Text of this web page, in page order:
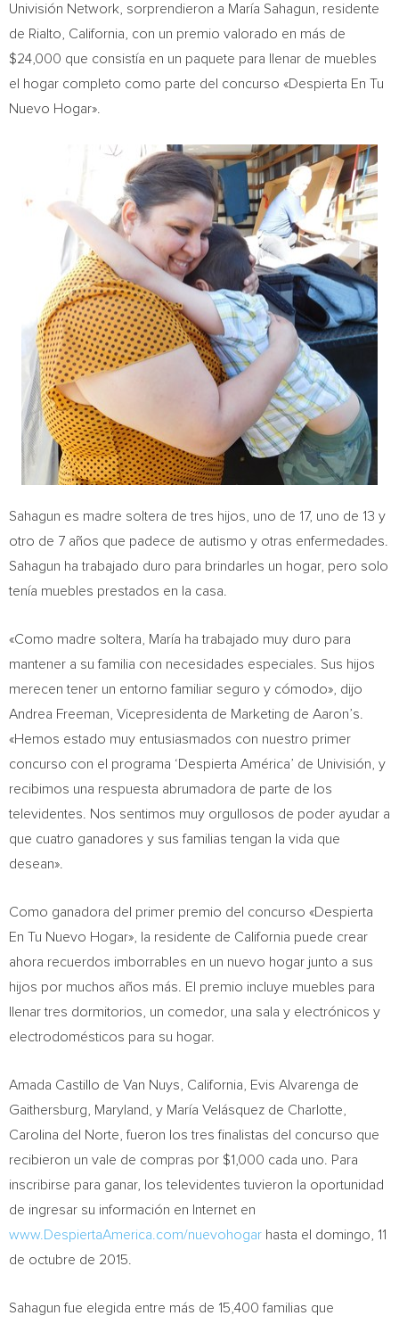
Univisión Network, sorprendieron a María Sahagun, residente
de Rialto, California , con un premio valorado en más de
$24,000 que consistía en un paquete para llenar de muebles
el hogar completo como parte del concurso «Despierta En Tu
Nuevo Hogar».
Sahagun es madre soltera de tres hijos, uno de 17, uno de 13 y
otro de 7 años que padece de autismo y otras enfermedades.
Sahagun ha trabajado duro para brindarles un hogar, pero solo
tenía muebles prestados en la casa.
«Como madre soltera, María ha trabajado muy duro para
mantener a su familia con necesidades especiales. Sus hijos
merecen tener un entorno familiar seguro y cómodo», dijo
Andrea Freeman , Vicepresidenta de Marketing de Aaron’s.
«Hemos estado muy entusiasmados con nuestro primer
concurso con el programa ‘Despierta América’ de Univisión, y
recibimos una respuesta abrumadora de parte de los
televidentes. Nos sentimos muy orgullosos de poder ayudar a
que cuatro ganadores y sus familias tengan la vida que
desean».
Como ganadora del primer premio del concurso «Despierta
En Tu Nuevo Hogar», la residente de California puede crear
ahora recuerdos imborrables en un nuevo hogar junto a sus
hijos por muchos años más. El premio incluye muebles para
llenar tres dormitorios, un comedor, una sala y electrónicos y
electrodomésticos para su hogar.
Amada Castillo de Van Nuys , California,
Evis Alvarenga de
Gaithersburg , Maryland, y María Velásquez de Charlotte,
Carolina del Norte , fueron los tres finalistas del concurso que
recibieron un vale de compras por $1,000 cada uno. Para
inscribirse para ganar, los televidentes tuvieron la oportunidad
de ingresar su información en Internet en
www.DespiertaAmerica.com/nuevohogar hasta el domingo, 11
de octubre de 2015.
Sahagun fue elegida entre más de 15,400 familias que